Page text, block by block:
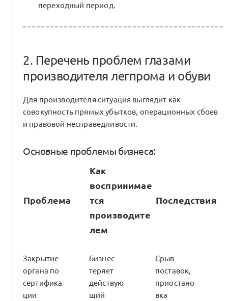
переходный период.
2. Перечень проблем глазами
производителя легпрома и обуви
Для производителя ситуация выглядит как
совокупность прямых убытков, операционных сбоев
и правовой несправедливости.
Основные проблемы бизнеса:
Проблема
Как
воспринимае
тся
производите
лем
Последствия
Закрытие
органа по
сертифика
ции
Бизнес
теряет
действую
щий
Срыв
поставок,
приостано
вка